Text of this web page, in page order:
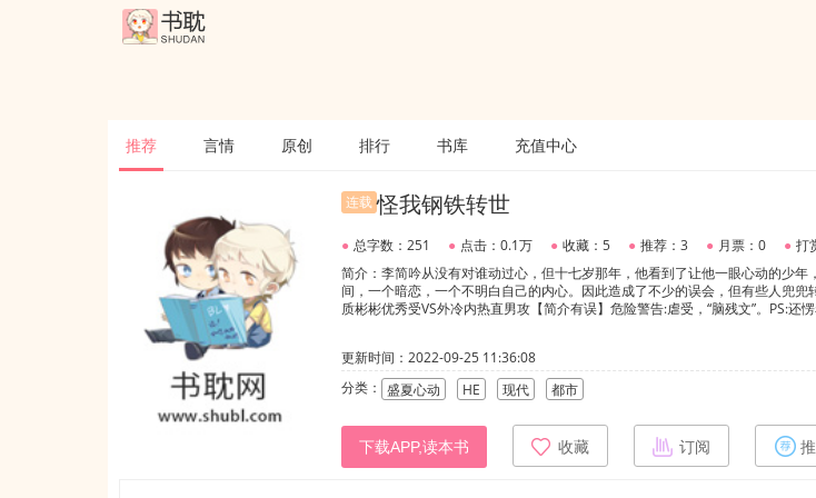
推荐 言情 原创 排行 书库 充值中心
连载 怪我钢铁转世
● 总字数：251 ● 点击：0.1万 ● 收藏：5 ● 推荐：3 ● 月票：0 ● 打
简介：李简吟从没有对谁动过心，但十七岁那年，他看到了让他一眼心动的少年
间，一个暗恋，一个不明白自己的内心。因此造成了不少的误会，但有些人兜
质彬彬优秀受VS外冷内热直男攻【简介有误】危险警告:虐受，“脑残文”。PS:还
更新时间：2022-09-25 11:36:08
分类： 盛夏心动 HE 现代 都市
下载APP,读本书 收藏 订阅